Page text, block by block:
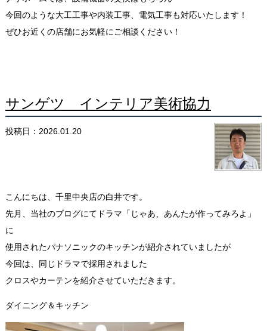
今回のような大工工事や内装工事、電気工事も対応いたします！
ぜひお近くの店舗にお気軽にご相談ください！
サンゲツ インテリア美術協力
投稿日：2026.01.20
こんにちは、千里中央店の白井です。
先月、当社のブログにてドラマ「じゃあ、あんたが作ってみろよ」
に
使用されたパナソニックのキッチンが紹介されていましたが
今回は、同じドラマで採用されました
クロスやカーテンを紹介させていただきます。
ダイニング＆キッチン